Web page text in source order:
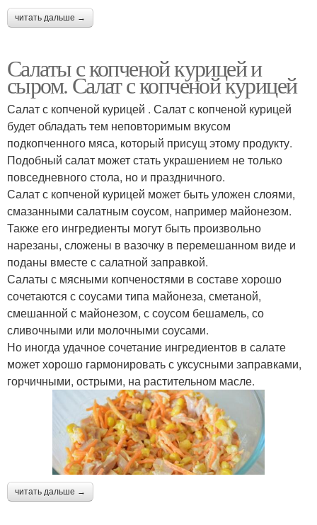
читать дальше →
Салаты с копченой курицей и
сыром. Салат с копченой курицей
Салат с копченой курицей . Салат с копченой курицей
будет обладать тем неповторимым вкусом
подкопченного мяса, который присущ этому продукту.
Подобный салат может стать украшением не только
повседневного стола, но и праздничного.
Салат с копченой курицей может быть уложен слоями,
смазанными салатным соусом, например майонезом.
Также его ингредиенты могут быть произвольно
нарезаны, сложены в вазочку в перемешанном виде и
поданы вместе с салатной заправкой.
Салаты с мясными копченостями в составе хорошо
сочетаются с соусами типа майонеза, сметаной,
смешанной с майонезом, с соусом бешамель, со
сливочными или молочными соусами.
Но иногда удачное сочетание ингредиентов в салате
может хорошо гармонировать с уксусными заправками,
горчичными, острыми, на растительном масле.
читать дальше →